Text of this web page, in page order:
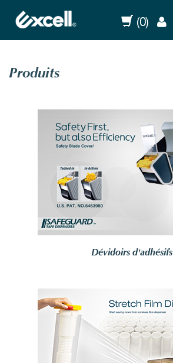
(0)
Produits
Dévidoirs d'adhésifs